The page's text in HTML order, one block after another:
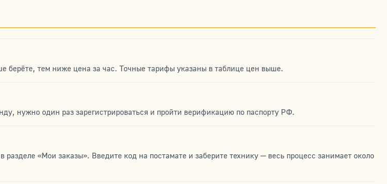
берёте, тем ниже цена за час. Точные тарифы указаны в таблице цен выше.
нужно один раз зарегистрироваться и пройти верификацию по паспорту РФ.
«Мои заказы». Введите код на постамате и заберите технику — весь процесс занимает около